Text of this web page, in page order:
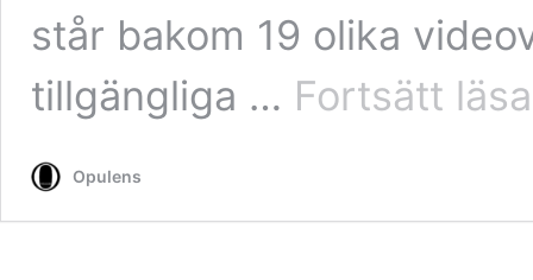
står bakom 19 olika
tillgängliga … Fortsätt läsa
Opulens